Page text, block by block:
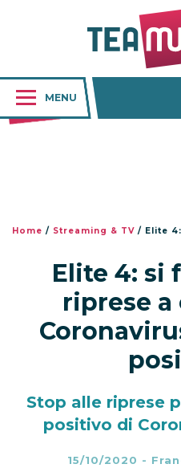
MENU
Home / Streaming & TV / Elite 4: si
Elite 4: si
riprese a
Stop alle riprese
positivo di
15/10/2020 -